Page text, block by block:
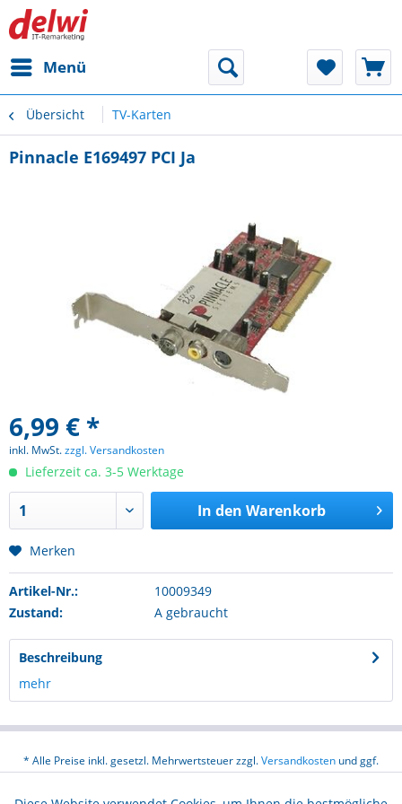
Menü
Übersicht TV-Karten
Pinnacle E169497 PCI Ja
6,99 € *
inkl. MwSt.zzgl. Versandkosten
Lieferzeit ca. 3-5 Werktage
In den Warenkorb
Merken
Artikel-Nr.:
10009349
Zustand:
A gebraucht
Beschreibung
mehr
* Alle Preise inkl. gesetzl. Mehrwertsteuer zzgl.Versandkosten und ggf.